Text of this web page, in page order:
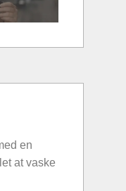
en
at vaske